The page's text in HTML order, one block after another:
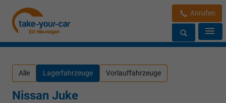
Anrufen
Alle Lagerfahrzeuge Vorlauffahrzeuge
Nissan Juke